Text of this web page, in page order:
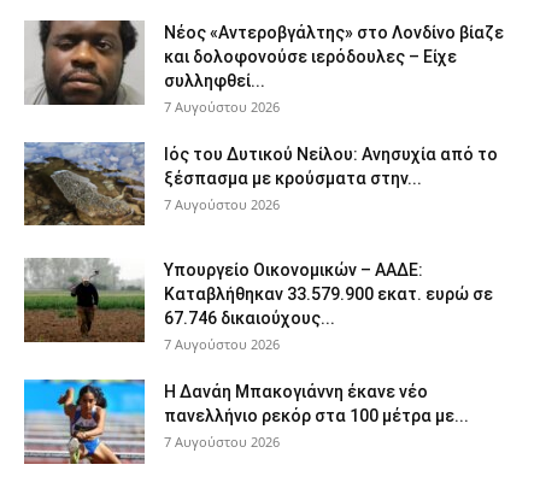
Νέος «Αντεροβγάλτης» στο Λονδίνο βίαζε
και δολοφονούσε ιερόδουλες – Είχε
συλληφθεί...
7 Αυγούστου 2026
Ιός του Δυτικού Νείλου: Ανησυχία από το
ξέσπασμα με κρούσματα στην...
7 Αυγούστου 2026
Υπουργείο Οικονομικών – ΑΑΔΕ:
Καταβλήθηκαν 33.579.900 εκατ. ευρώ σε
67.746 δικαιούχους...
7 Αυγούστου 2026
Η Δανάη Μπακογιάννη έκανε νέο
πανελλήνιο ρεκόρ στα 100 μέτρα με...
7 Αυγούστου 2026